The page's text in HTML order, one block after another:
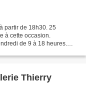
partir de 18h30. 25
à cette occasion.
de 9 à 18 heures.
Thierry